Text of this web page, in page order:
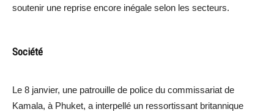
soutenir une reprise encore inégale selon les secteurs.
Société
Le 8 janvier, une patrouille de police du commissariat de
Kamala, à Phuket, a interpellé un ressortissant britannique